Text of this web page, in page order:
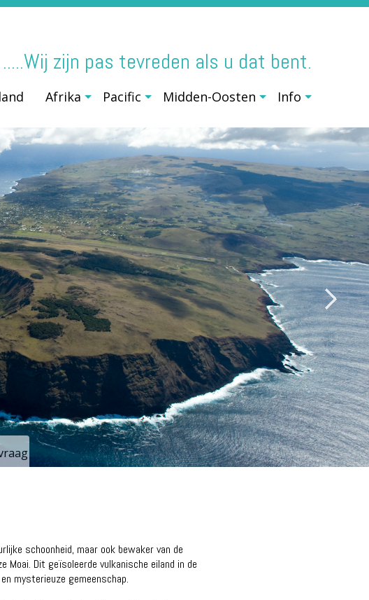
.....Wij zijn pas tevreden als u dat bent.
Afrika Pacific Midden-Oosten Info
schoonheid, maar ook bewaker van de
Dit geïsoleerde vulkanische eiland in de
mysterieuze gemeenschap.